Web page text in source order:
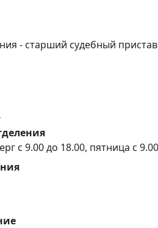
- старший судебный пристав
с 9.00 до 18.00, пятница с